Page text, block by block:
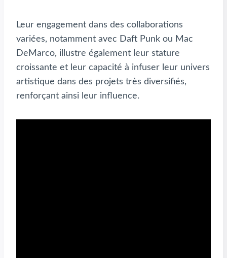
Leur engagement dans des collaborations
variées, notamment avec Daft Punk ou Mac
DeMarco, illustre également leur stature
croissante et leur capacité à infuser leur univers
artistique dans des projets très diversifiés,
renforçant ainsi leur influence.